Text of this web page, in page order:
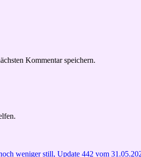
Kommentar speichern.
weniger still, Update 442 vom